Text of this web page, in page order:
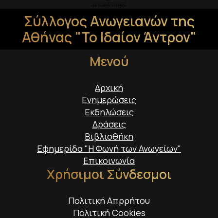
Σύλλογος Ανωγειανών της
Αθήνας "Το Ιδαίον Άντρον"
Μενού
Αρχική
Ενημερώσεις
Εκδηλώσεις
Δράσεις
Βιβλιοθήκη
Εφημερίδα "Η Φωνή των Ανωγείων"
Επικοινωνία
Χρήσιμοι Σύνδεσμοι
Πολιτική Απρρήτου
Πολιτική Cookies